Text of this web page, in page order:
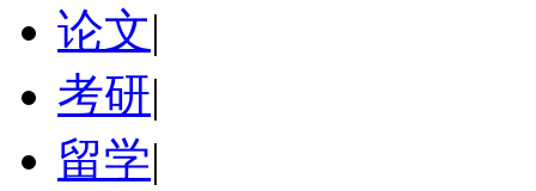
论文|
考研|
留学|